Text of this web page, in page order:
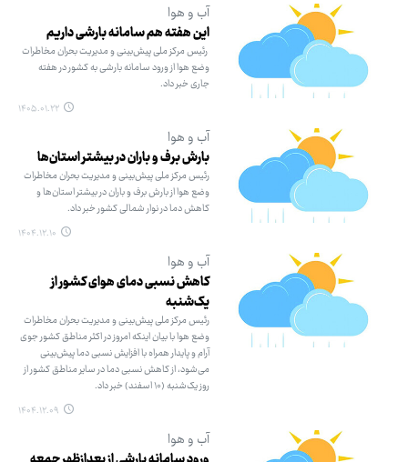
آب و هوا
این هفته هم سامانه بارشی داریم
رئیس مرکز ملی پیش‌بینی و مدیریت بحران مخاطرات
وضع هوا از ورود سامانه بارشی به کشور در هفته
جاری خبر داد.
۱۴۰۵.۰۱.۲۲
آب و هوا
بارش برف و باران در بیشتر استان‌ها
رئیس مرکز ملی پیش‌بینی و مدیریت بحران مخاطرات
وضع هوا از بارش برف و باران در بیشتر استان‌ها و
کاهش دما در نوار شمالی کشور خبر داد.
۱۴۰۴.۱۲.۱۰
آب و هوا
کاهش نسبی دمای هوای کشور از
یک‌شنبه
رئیس مرکز ملی پیش‌بینی و مدیریت بحران مخاطرات
وضع هوا با بیان اینکه امروز در اکثر مناطق کشور جوی
آرام و پایدار همراه با افزایش نسبی دما پیش‌بینی
می‌شود، از کاهش نسبی دما در سایر مناطق کشور از
روز یک‌شنبه (۱۰ اسفند) خبر داد.
۱۴۰۴.۱۲.۰۹
آب و هوا